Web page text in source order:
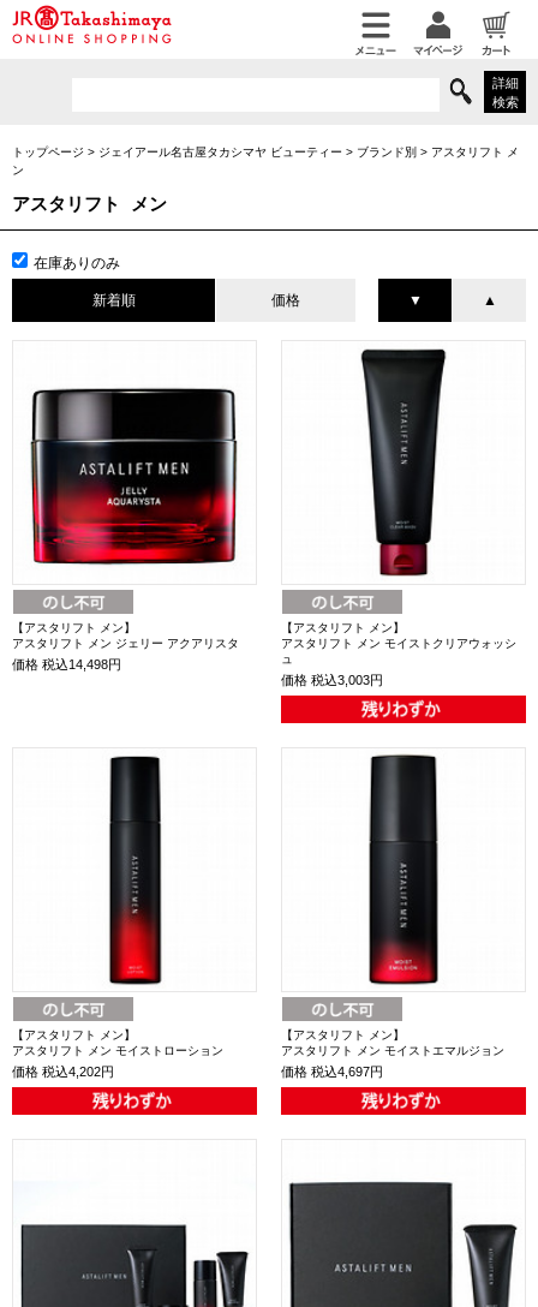
詳細
検索
トップページ > ジェイアール名古屋タカシマヤ ビューティー > ブランド別 > アスタリフト メ
ン
アスタリフト メン
在庫ありのみ
新着順 価格 ▼ ▲
【アスタリフト メン】
アスタリフト メン ジェリー アクアリスタ
価格 税込14,498円
【アスタリフト メン】
アスタリフト メン モイストクリアウォッシ
ュ
価格 税込3,003円
【アスタリフト メン】
アスタリフト メン モイストローション
価格 税込4,202円
【アスタリフト メン】
アスタリフト メン モイストエマルジョン
価格 税込4,697円